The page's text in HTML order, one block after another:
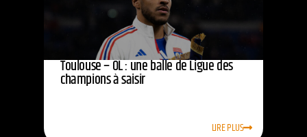
Toulouse – OL : une balle de Ligue des
champions à saisir
LIRE PLUS